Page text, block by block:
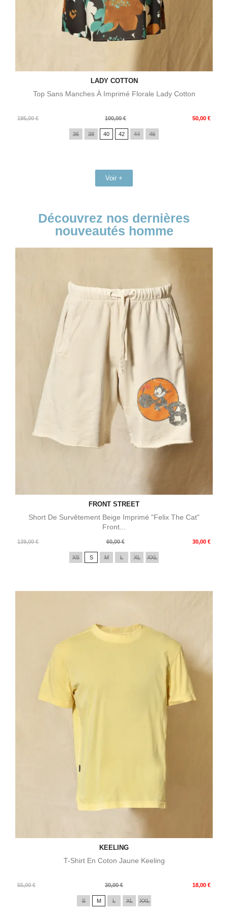
LADY COTTON
Top Sans Manches À Imprimé Florale Lady Cotton
195,00 €
Prix
100,00 € 50,00 €
Prix
36 38 40 42 44 46
Voir +
Découvrez nos dernières
nouveautés homme
FRONT STREET
Short De Survêtement Beige Imprimé "Felix The Cat"
Front...
139,00 €
Prix
60,00 € 30,00 €
Prix
XS S M L XL XXL
KEELING
T-Shirt En Coton Jaune Keeling
55,00 €
Prix
30,00 € 18,00 €
Prix
S M L XL XXL